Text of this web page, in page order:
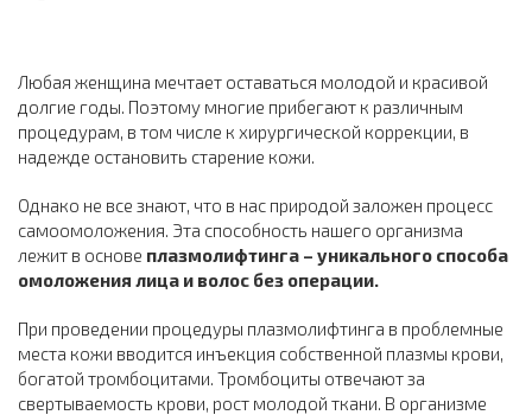
Любая женщина мечтает оставаться молодой и красивой
долгие годы. Поэтому многие прибегают к различным
процедурам, в том числе к хирургической коррекции, в
надежде остановить старение кожи.
Однако не все знают, что в нас природой заложен процесс
самоомоложения. Эта способность нашего организма
лежит в основе плазмолифтинга – уникального способа
омоложения лица и волос без операции.
При проведении процедуры плазмолифтинга в проблемные
места кожи вводится инъекция собственной плазмы крови,
богатой тромбоцитами. Тромбоциты отвечают за
свертываемость крови, рост молодой ткани. В организме